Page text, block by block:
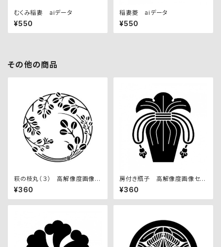
むくみ稲妻 aiデータ
¥550
稲妻菱 aiデータ
¥550
その他の商品
萩の枝丸（３） 高解像度画像セ
ット
¥360
房付き瓶子 高解像度画像セッ
ト
¥360